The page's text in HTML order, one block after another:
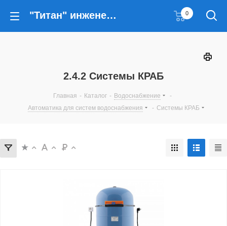
"Титан" инженерные решения 0
2.4.2 Системы КРАБ
Главная - Каталог - Водоснабжение
-
Автоматика для систем водоснабжения
- Системы КРАБ